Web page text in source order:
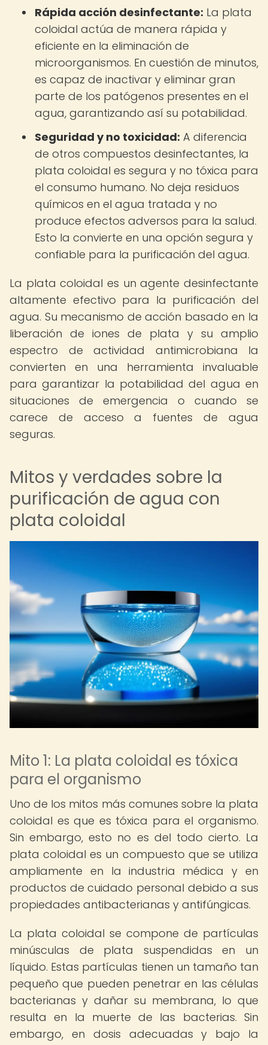
Rápida acción desinfectante: La plata
coloidal actúa de manera rápida y
eficiente en la eliminación de
microorganismos. En cuestión de minutos,
es capaz de inactivar y eliminar gran
parte de los patógenos presentes en el
agua, garantizando así su potabilidad.
Seguridad y no toxicidad: A diferencia
de otros compuestos desinfectantes, la
plata coloidal es segura y no tóxica para
el consumo humano. No deja residuos
químicos en el agua tratada y no
produce efectos adversos para la salud.
Esto la convierte en una opción segura y
confiable para la purificación del agua.
La plata coloidal es un agente desinfectante
altamente efectivo para la purificación del
agua. Su mecanismo de acción basado en la
liberación de iones de plata y su amplio
espectro de actividad antimicrobiana la
convierten en una herramienta invaluable
para garantizar la potabilidad del agua en
situaciones de emergencia o cuando se
carece de acceso a fuentes de agua
seguras.
Mitos y verdades sobre la
purificación de agua con
plata coloidal
Mito 1: La plata coloidal es tóxica
para el organismo
Uno de los mitos más comunes sobre la plata
coloidal es que es tóxica para el organismo.
Sin embargo, esto no es del todo cierto. La
plata coloidal es un compuesto que se utiliza
ampliamente en la industria médica y en
productos de cuidado personal debido a sus
propiedades antibacterianas y antifúngicas.
La plata coloidal se compone de partículas
minúsculas de plata suspendidas en un
líquido. Estas partículas tienen un tamaño tan
pequeño que pueden penetrar en las células
bacterianas y dañar su membrana, lo que
resulta en la muerte de las bacterias. Sin
embargo, en dosis adecuadas y bajo la